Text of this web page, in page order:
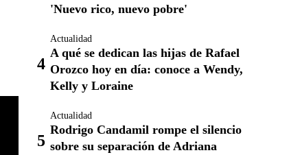
'Nuevo rico, nuevo pobre'
Actualidad
A qué se dedican las hijas de Rafael
Orozco hoy en día: conoce a Wendy,
Kelly y Loraine
Actualidad
Rodrigo Candamil rompe el silencio
sobre su separación de Adriana